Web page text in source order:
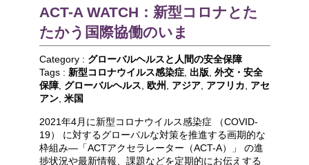
ACT-A WATCH：新型コロナとた
たかう国際協働のいま
Category : グローバルヘルスと人間の安全保障
Tags : 新型コロナウイルス感染症, 出版 外交・安全
保障, グローバルヘルス 欧州 アジア, アフリカ
アセ
アン, 米国
2021年4月に新型コロナウイルス感染症 （COVID-
19） に対するグローバルな対策を推進する画期的な
枠組み―「ACTアクセラレーター（ACT-A）」 の進
捗状況や最新情報、課題などを定期的にお伝えする